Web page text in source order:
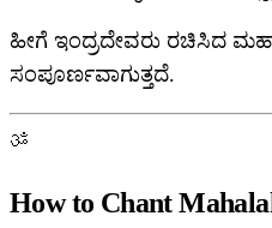
ಹೀಗೆ ಇಂದ್ರದೇವರು ರಚಿಸಿದ
ಸಂಪೂರ್ಣವಾಗುತ್ತದೆ.
ॐ
How to Chant